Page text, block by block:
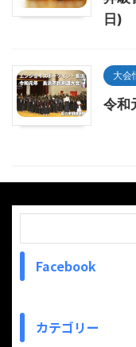
日)
大会
令和
Facebook
カテゴリー